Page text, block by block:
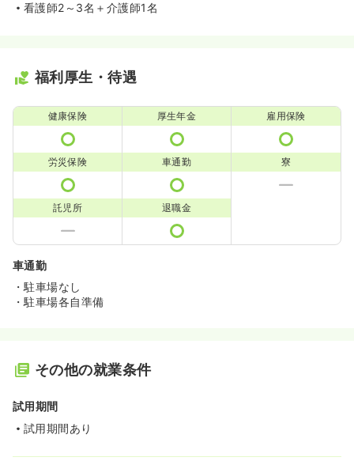
看護師2～3名＋介護師1名
福利厚生・待遇
健康保険 厚生年金 雇用保険
労災保険 車通勤 寮
託児所 退職金
車通勤
・駐車場なし
・駐車場各自準備
その他の就業条件
試用期間
試用期間あり